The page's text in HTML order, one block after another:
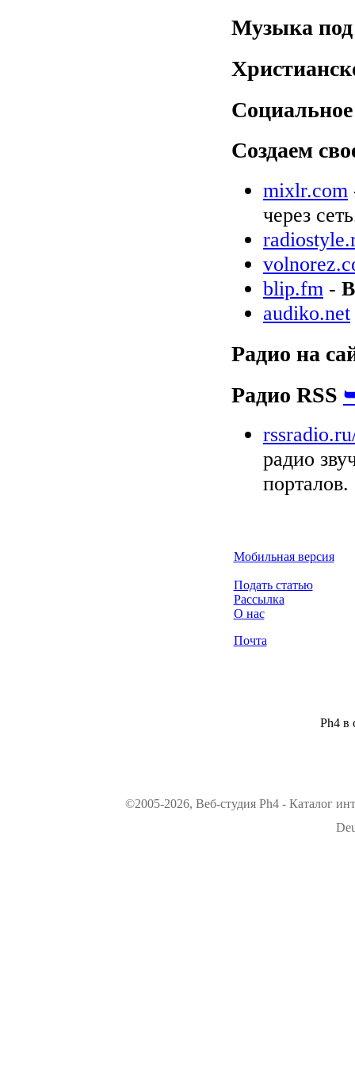
Музыка под
Создаем
mixlr.com
через
blip.fm -
audiko.net
Радио на
Радио RSS
радио
порталов.
Мобильная версия
Подать статью
Рассылка
О нас
Почта
Ph4 в
©2005-2026, Веб-студия Ph4 - Каталог